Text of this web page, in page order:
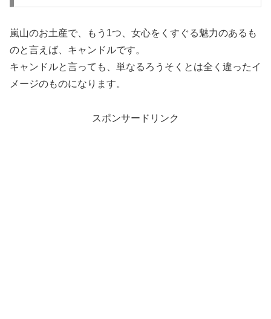
嵐山のお土産で、もう1つ、女心をくすぐる魅力のあるも
のと言えば、キャンドルです。
キャンドルと言っても、単なるろうそくとは全く違ったイ
メージのものになります。
スポンサードリンク